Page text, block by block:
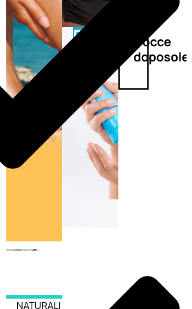
DoposoleDocce
doposole
NATURALI